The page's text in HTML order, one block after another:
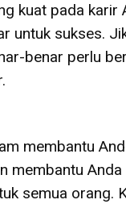
kuat pada karir
untuk sukses.
benar perlu
membantu
membantu
semua orang.